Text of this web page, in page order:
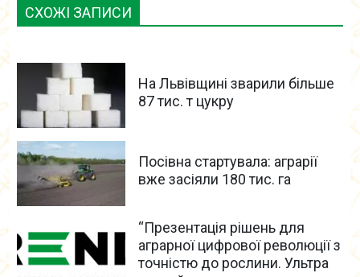
СХОЖІ ЗАПИСИ
На Львівщині зварили більше
87 тис. т цукру
Посівна стартувала: аграрії
вже засіяли 180 тис. га
“Презентація рішень для
аграрної цифрової революції з
точністю до рослини. Ультра